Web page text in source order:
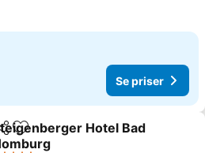
Se priser
Legg til i favoritter
Hotel Bad